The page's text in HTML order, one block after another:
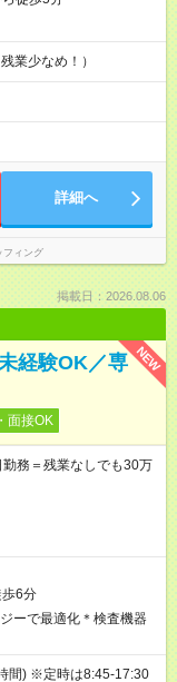
業少なめ！）
詳細へ
フィング
掲載日：2026.08.06
NEW
経験OK／専
面接OK
務＝残業なしでも30万
6分
ーで最適化＊検査機器
間) ※定時は8:45-17:30